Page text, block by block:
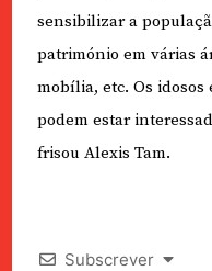
sensibilizar a
património em várias
mobília, etc. Os idosos
podem estar
frisou Alexis Tam.
Subscrever